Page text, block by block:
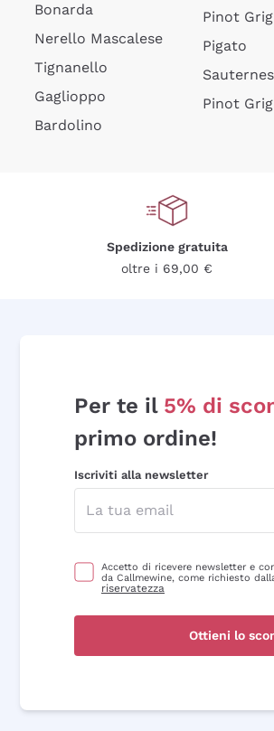
Bonarda
Nerello Mascalese
Tignanello
Gaglioppo
Bardolino
Pinot
Pigato
Sauternes
Pinot
Spedizione gratuita
oltre i 69,00 €
Per te il 5% di
primo ordine!
Iscriviti alla newsletter
Accetto di ricevere newsletter e
da Callmewine, come richiesto
riservatezza
Ottieni lo